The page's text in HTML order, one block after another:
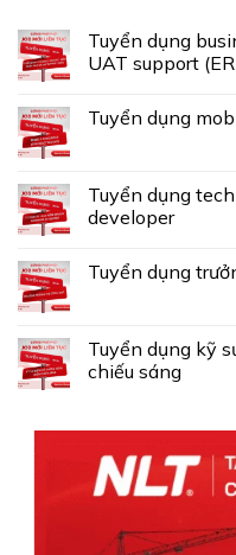
Tuyển dụng
UAT support
Tuyển dụng
Tuyển dụng
developer
Tuyển dụng
Tuyển dụng kỹ
chiếu sáng